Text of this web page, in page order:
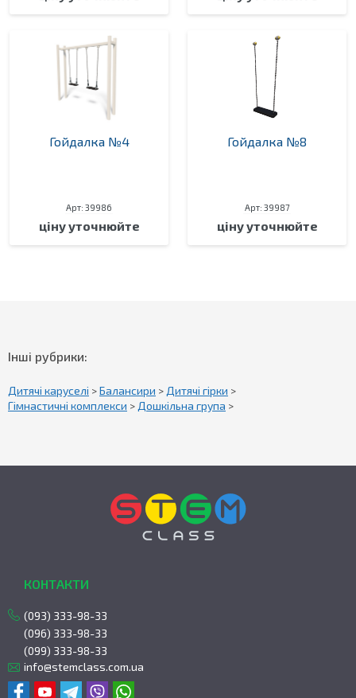
Гойдалка №4
Арт: 39986
ціну уточнюйте
Гойдалка №8
Арт: 39987
ціну уточнюйте
Інші рубрики:
Дитячі каруселі >Балансири > Дитячі гірки >
Гімнастичні комплекси > Дошкільна група >
КОНТАКТИ
(093) 333-98-33
(096) 333-98-33
(099) 333-98-33
info@stemclass.com.ua